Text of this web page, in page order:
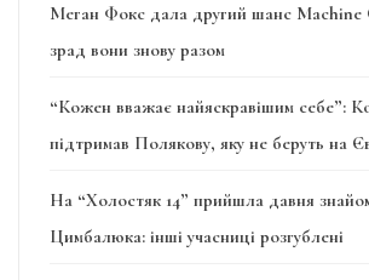
Меган Фокс дала другий шанс Machine
зрад вони знову разом
“Кожен вважає найяскравішим себе”:
підтримав Полякову, яку не беруть на
На “Холостяк 14” прийшла давня
Цимбалюка: інші учасниці розгублені